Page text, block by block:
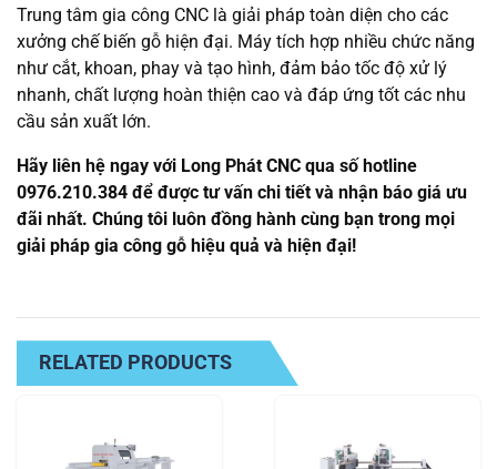
Trung tâm gia công CNC là giải pháp toàn diện cho các
xưởng chế biến gỗ hiện đại. Máy tích hợp nhiều chức năng
như cắt, khoan, phay và tạo hình, đảm bảo tốc độ xử lý
nhanh, chất lượng hoàn thiện cao và đáp ứng tốt các nhu
cầu sản xuất lớn.
Hãy liên hệ ngay với Long Phát CNC qua số hotline
0976.210.384 để được tư vấn chi tiết và nhận báo giá ưu
đãi nhất. Chúng tôi luôn đồng hành cùng bạn trong mọi
giải pháp gia công gỗ hiệu quả và hiện đại!
RELATED PRODUCTS